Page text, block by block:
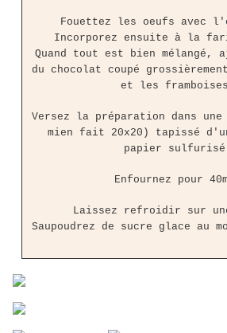
Fouettez les oeufs avec
Incorporez ensuite à la
Quand tout est bien mélangé,
du chocolat coupé
et les
Versez la préparation dans
mien fait 20x20) tapissé
papier
Enfournez pour
Laissez refroidir sur
Saupoudrez de sucre glace au